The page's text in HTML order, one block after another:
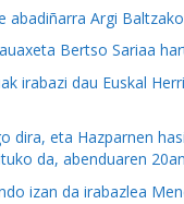
abadiñarra Argi
Bertso Sariaa
irabazi dau Euskal
dira, eta Hazparnen
da, abenduaren 20an
izan da irabazlea